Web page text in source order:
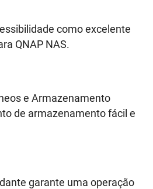
como excelente
QNAP NAS.
e Armazenamento
de armazenamento fácil e
garante uma operação